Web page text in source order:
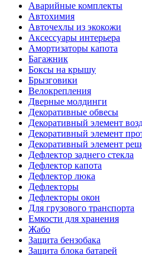
Аварийные комплекты
Автохимия
Авточехлы из экокожи
Аксессуары интерьера
Амортизаторы капота
Багажник
Боксы на крышу
Брызговики
Велокрепления
Дверные молдинги
Декоративные обвесы
Декоративный элемент
Декоративный элемент
Декоративный элемент
Дефлектор заднего стекла
Дефлектор капота
Дефлектор люка
Дефлекторы
Дефлекторы окон
Для грузового транспорта
Емкости для хранения
Жабо
Защита бензобака
Защита блока батарей